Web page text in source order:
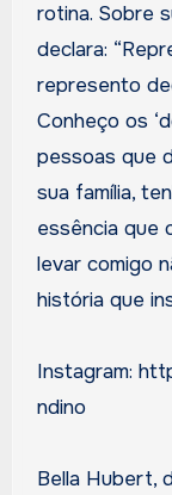
rotina. Sobre
declara:
represento
Conheço os
pessoas que
sua família,
essência que
levar comigo
história que
Instagram:
ndino
Bella Hubert,